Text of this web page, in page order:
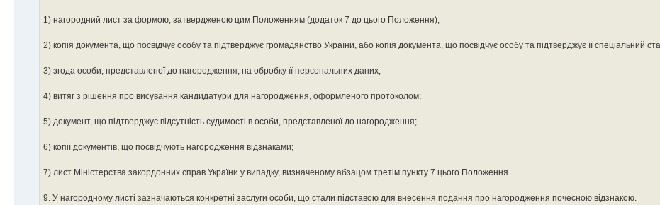
1) нагородний лист за формою, затвердженою цим Положенням (додаток 7 до цього Положення);
2) копія документа, що посвідчує особу та підтверджує громадянство України, або копія документа, що посвідчує особу та підтверджує її спеціальний
3) згода особи, представленої до нагородження, на обробку її персональних даних;
4) витяг з рішення про висування кандидатури для нагородження, оформленого протоколом;
5) документ, що підтверджує відсутність судимості в особи, представленої до нагородження;
6) копії документів, що посвідчують нагородження відзнаками;
7) лист Міністерства закордонних справ України у випадку, визначеному абзацом третім пункту 7 цього Положення.
9. У нагородному листі зазначаються конкретні заслуги особи, що стали підставою для внесення подання про нагородження почесною відзнакою.